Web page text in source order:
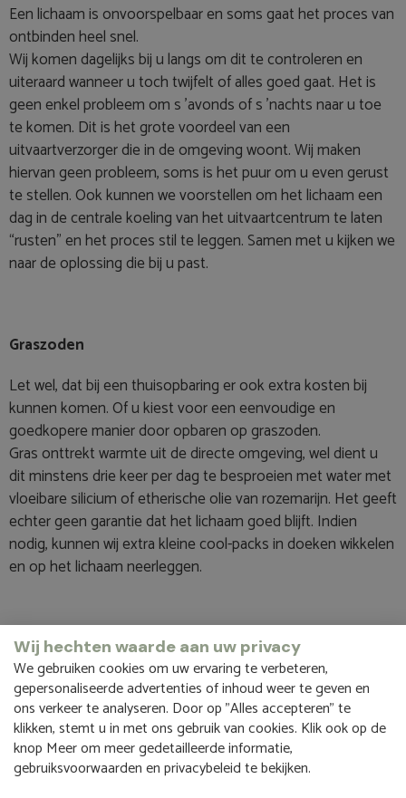
Een lichaam is onvoorspelbaar en soms gaat het proces van
ontbinden heel snel.
Wij komen dagelijks bij u langs om dit te controleren en
uiteraard wanneer u toch twijfelt of alles goed gaat. Het is
geen enkel probleem om s ’avonds of s ’nachts naar u toe
te komen. Dit is het grote voordeel van een
uitvaartverzorger die in de omgeving woont. Wij maken
hiervan geen probleem, soms is het puur om u even gerust
te stellen. Ook kunnen we voorstellen om het lichaam een
dag in de centrale koeling van het uitvaartcentrum te laten
“rusten” en het proces stil te leggen. Samen met u kijken we
naar de oplossing die bij u past.
Graszoden
Let wel, dat bij een thuisopbaring er ook extra kosten bij
kunnen komen. Of u kiest voor een eenvoudige en
goedkopere manier door opbaren op graszoden.
Gras onttrekt warmte uit de directe omgeving, wel dient u
dit minstens drie keer per dag te besproeien met water met
vloeibare silicium of etherische olie van rozemarijn. Het geeft
echter geen garantie dat het lichaam goed blijft. Indien
nodig, kunnen wij extra kleine cool-packs in doeken wikkelen
en op het lichaam neerleggen.
Thanatopraxie
Ook is het mogelijk het lichaam te behandelen door middel
van thanatopraxie. Deze behandeling wordt alleen gedaan
door een hiervoor opgeleide persoon. De thanatopractor
vervangt het bloed door een conserverend middel. Het
lichaam blijft op kamertemperatuur en behoudt zijn
Wij hechten waarde aan uw privacy
We gebruiken cookies om uw ervaring te verbeteren,
gepersonaliseerde advertenties of inhoud weer te geven en
ons verkeer te analyseren. Door op "Alles accepteren" te
klikken, stemt u in met ons gebruik van cookies. Klik ook op de
knop Meer om meer gedetailleerde informatie,
gebruiksvoorwaarden en privacybeleid te bekijken.